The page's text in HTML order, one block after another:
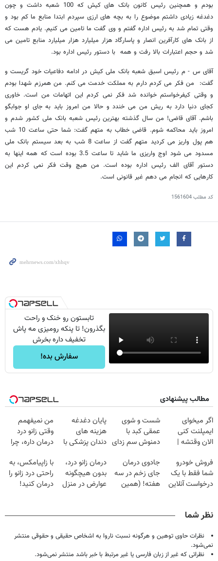
بودم و همچنین رئیس کانون بانک های کیش که 100 شعبه داشت و چون
دغدغه زیادی داشتم موضوع را به بچه های ارزی سپردم ابتدا منابع ما کم بود و
وقتی تمام شد به رئیس اداره گفتم و وی گفت ما تامین می کنیم. یادم هست که
از بانک های کارآفرین انصار و پاسارگاد هزار میلیارد هزار میلیارد منابع تامین می
شد و حجم اعتبارات بالا رفت و همه با دستور رئیس اداره بود.
آقای س - م رئیس اسبق شعبه بانک ملی کیش در ادامه دفاعیات خود گریست و
گفت: من فکر می کردم دارم به مملکت خدمت می کنم. من همرزم شهدا بودم
و وقتی کیفرخواستم خوانده شد فکر نمی کردم این اتهامات من است. خاوری
کجای دنیا دارد به ریش من می خندد و حالا من امروز باید به جای او جوابگو
باشم. آقای قاضی! من سال گذشته بهترین رئیس شعبه بانک ملی کشور شدم و
امروز باید محاکمه شوم. قاضی خطاب به متهم گفت: شما حتی ساعت 10 شب
هم پول واریز می کردید متهم گفت از ساعت 8 شب به بعد سیستم بانک ملی
مسدود می شود اوج واریزی ما شاید تا ساعت 3.5 بوده است که همه اینها به
دستور آقای الف رئیس اداره بوده است. من هیچ وقت فکر نمی کردم این
کارهایی که انجام می دهم غیر قانونی است.
کد مطلب1561604
تابستون رو خنک و راحت
بگذرون! تا پنکه رومیزی مه پاش
تخفیف داره بخرش
سفارش بده!
مطالب پیشنهادی
اگر میخوای
ایمپلنت کنی
الان وقتشه |
میلیون تومان!!!
شست و شوی
عمقی کبد با
دمنوش سم زدای
پایان دغدغه
هزینه های
دندان پزشکی با
خانگی
من نمیفهمم
وقتی زانو درد
درمان داره، چرا
تحمل میکنی؟❗
فروش خودرو
شما فقط با یک
درخواست آنلاین
جادوی درمان
جای زخم در سه
هفته! (همین
درمان زانو درد،
بدون هیچگونه
عوارض در منزل
با زاپیامکس، به
راحتی درد زانو را
درمان کنید!
نظر شما
نظرات حاوی توهین و هرگونه نسبت ناروا به اشخاص حقیقی و حقوقی منتشر
نمی‌شود.
نظراتی که غیر از زبان فارسی یا غیر مرتبط با خبر باشد منتشر نمی‌شود.